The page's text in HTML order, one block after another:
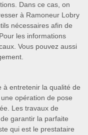
Dans ce cas, on
à Ramoneur Lobry
nécessaires afin de
les informations
Vous pouvez aussi
à entretenir la qualité de
opération de pose
Les travaux de
garantir la parfaite
qui est le prestataire